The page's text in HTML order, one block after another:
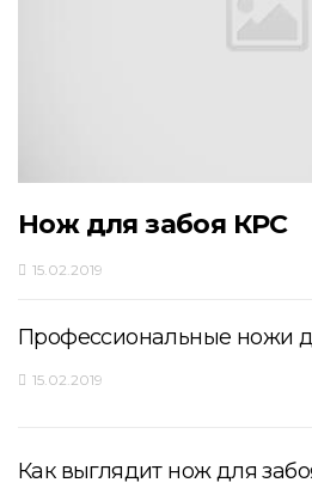
Нож для забоя КРС
15.02.2019
Профессиональные ножи
15.02.2019
Как выглядит нож для